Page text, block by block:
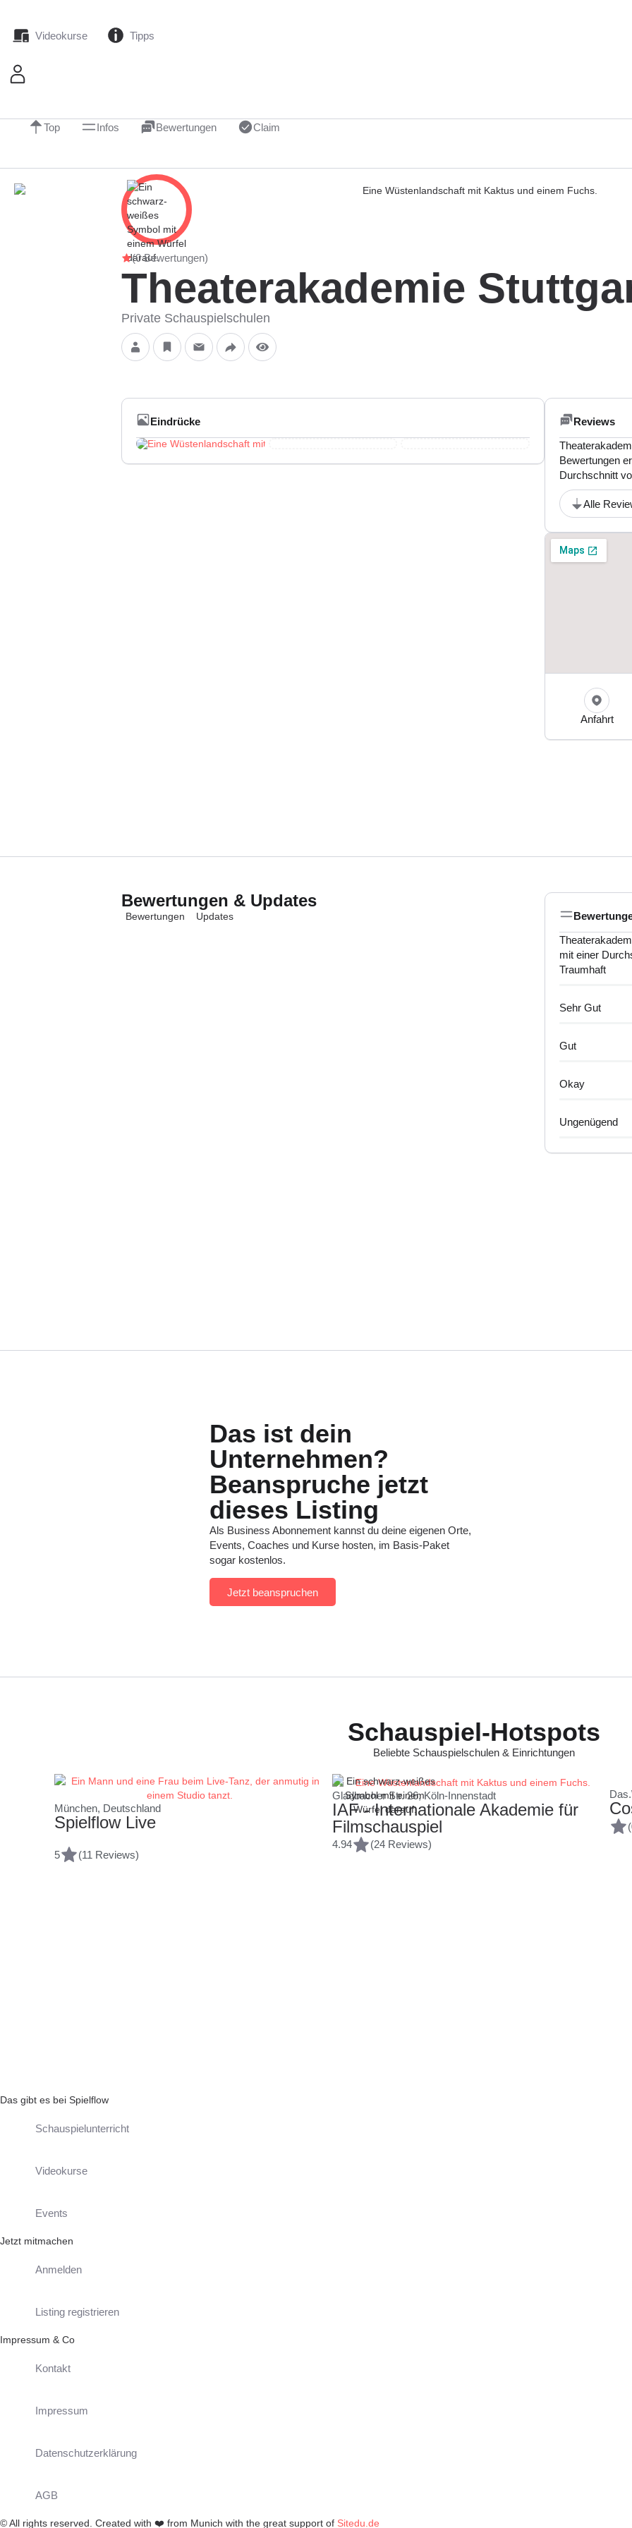
Videokurse Tipps
Top
Infos Bewertungen Claim
(0 Bewertungen)
Theaterakademie
Private Schauspielschulen
Eindrücke
Reviews
Bewertungen
Durchschnitt
Alle
Anfahrt
Bewertungen & Updates
Bewertungen Updates
mit einer
Traumhaft
Sehr Gut
Gut
Okay
Ungenügend
Das ist dein
Unternehmen?
Beanspruche jetzt
dieses Listing
Als Business Abonnement kannst du deine eigenen Orte,
Events, Coaches und Kurse hosten, im Basis-Paket
sogar kostenlos.
Jetzt beanspruchen
Schauspiel-Hotspots
Beliebte Schauspielschulen & Einrichtungen
München, Deutschland
Spielflow Live
5 (11 Reviews)
Gladbacher Str. 26, Köln-Innenstadt
IAF - Internationale Akademie für
Filmschauspiel
4.94 (24 Reviews)
Das gibt es bei Spielflow
Schauspielunterricht
Videokurse
Events
Jetzt mitmachen
Anmelden
Listing registrieren
Impressum & Co
Kontakt
Impressum
Datenschutzerklärung
AGB
© All rights reserved. Created with ❤️ from Munich with the great support of Sitedu.de